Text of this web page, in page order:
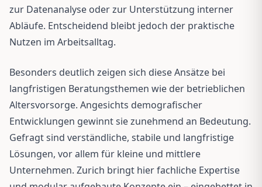
zur Datenanalyse oder zur Unterstützung interner
Abläufe. Entscheidend bleibt jedoch der praktische
Nutzen im Arbeitsalltag.
Besonders deutlich zeigen sich diese Ansätze bei
langfristigen Beratungsthemen wie der betrieblichen
Altersvorsorge. Angesichts demografischer
Entwicklungen gewinnt sie zunehmend an Bedeutung.
Gefragt sind verständliche, stabile und langfristige
Lösungen, vor allem für kleine und mittlere
Unternehmen. Zurich bringt hier fachliche Expertise